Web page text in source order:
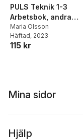
PULS Teknik 1-3
Arbetsbok, andra
upplagan
Maria Olsson
Häftad, 2023
115 kr
Mina sidor
Hjälp